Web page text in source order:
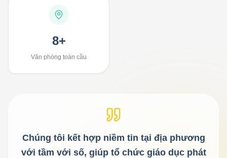
8+
Văn phòng toàn cầu
Chúng tôi kết hợp niềm tin tại địa phương
với tầm với số, giúp tổ chức giáo dục phát